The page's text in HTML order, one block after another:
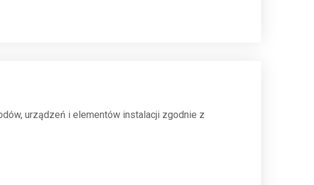
urządzeń i elementów instalacji zgodnie z